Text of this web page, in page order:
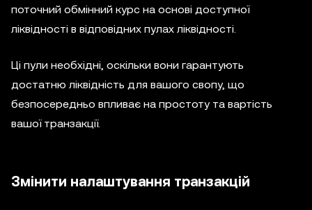
поточний обмінний курс на основі доступної
ліквідності в відповідних пулах ліквідності.
Ці пули необхідні, оскільки вони гарантують
достатню ліквідність для вашого свопу, що
безпосередньо впливає на простоту та вартість
вашої транзакції.
Змінити налаштування транзакцій